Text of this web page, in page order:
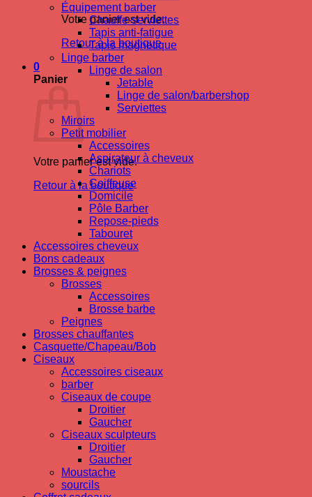
Votre panier est vide.
Retour à la boutique
0
Panier
Votre panier est vide.
Retour à la boutique
Équipement barber
Chauffe-serviettes
Tapis anti-fatigue
Tapis magnetique
Linge barber
Linge de salon
Jetable
Linge de salon/barbershop
Serviettes
Miroirs
Petit mobilier
Accessoires
Aspirateur à cheveux
Chariots
Coiffeuse
Domicile
Pôle Barber
Repose-pieds
Tabouret
Accessoires cheveux
Bons cadeaux
Brosses & peignes
Brosses
Accessoires
Brosse barbe
Peignes
Brosses chauffantes
Casquette/Chapeau/Bob
Ciseaux
Accessoires ciseaux
barber
Ciseaux de coupe
Droitier
Gaucher
Ciseaux sculpteurs
Droitier
Gaucher
Moustache
sourcils